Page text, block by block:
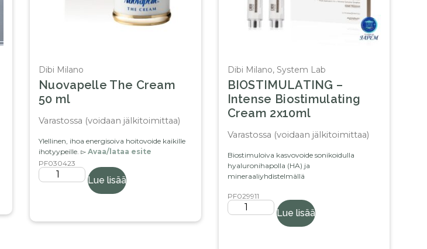
Dibi Milano
Nuovapelle The Cream
50 ml
Varastossa (voidaan jälkitoimittaa)
Ylellinen, ihoa energisoiva hoitovoide kaikille
ihotyypeille. ▻ Avaa/lataa esite
PF030423
Lue lisää
Dibi Milano, System Lab
BIOSTIMULATING –
Intense Biostimulating
Cream 2x10ml
Varastossa (voidaan jälkitoimittaa)
Biostimuloiva kasvovoide sonikoidulla
hyaluronihapolla (HA) ja
mineraaliyhdistelmällä
PF029911
Lue lisää